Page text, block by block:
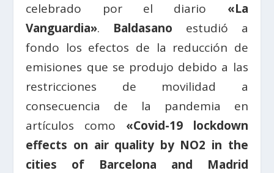
celebrado por el diario «La
Vanguardia». Baldasano estudió a
fondo los efectos de la reducción de
emisiones que se produjo debido a las
restricciones de movilidad a
consecuencia de la pandemia en
artículos como «Covid-19 lockdown
effects on air quality by NO2 in the
cities of Barcelona and Madrid